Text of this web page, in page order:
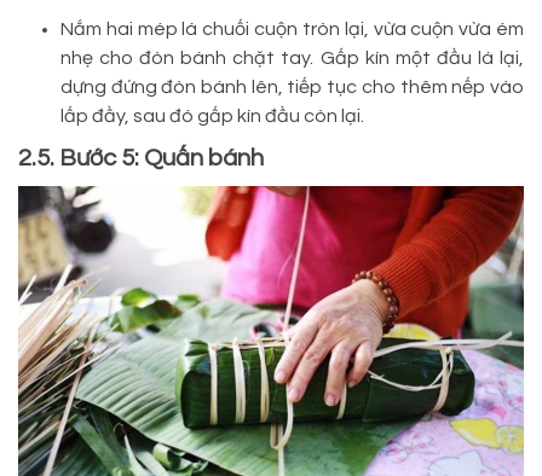
Nắm hai mép lá chuối cuộn tròn lại, vừa cuộn vừa ém
nhẹ cho đòn bánh chặt tay. Gấp kín một đầu lá lại,
dựng đứng đòn bánh lên, tiếp tục cho thêm nếp vào
lấp đầy, sau đó gấp kín đầu còn lại.
2.5. Bước 5: Quấn bánh